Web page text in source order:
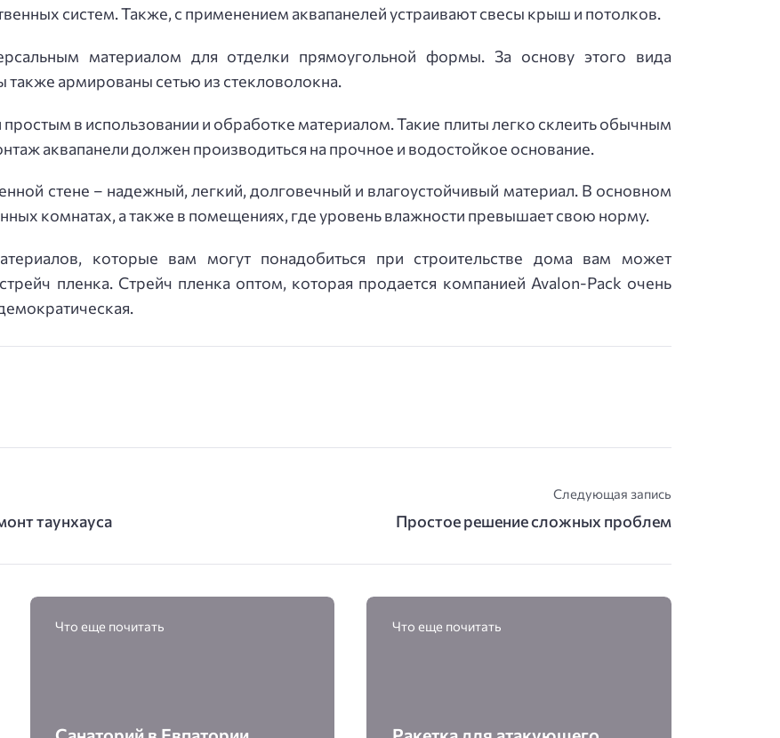
систем. Также, с применением аквапанелей устраивают свесы крыш и потолков.
материалом для отделки прямоугольной формы. За основу этого вида
также армированы сетью из стекловолокна.
в использовании и обработке материалом. Такие плиты легко склеить обычным
аквапанели должен производиться на прочное и водостойкое основание.
стене – надежный, легкий, долговечный и влагоустойчивый материал. В основном
комнатах, а также в помещениях, где уровень влажности превышает свою норму.
которые вам могут понадобиться при строительстве дома вам может
пленка. Стрейч пленка оптом, которая продается компанией Avalon-Pack очень
таунхауса
Следующая запись
Простое решение сложных проблем
Что еще почитать Что еще почитать